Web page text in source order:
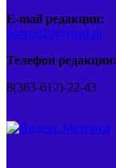
E-mail редакции:
barvest20@mail.ru
Телефон редакции:
8(383-612)-22-43